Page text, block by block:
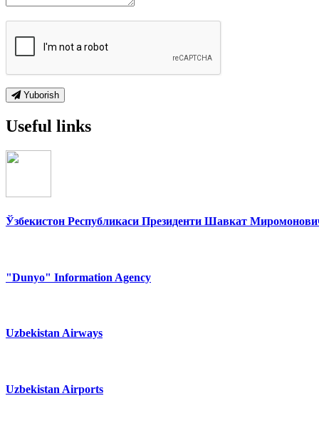
Yuborish
Useful links
Ўзбекистон Республикаси Президенти Шавкат
"Dunyo" Information Agency
Uzbekistan Airways
Uzbekistan Airports